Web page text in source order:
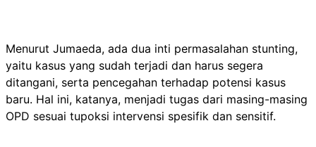
Menurut Jumaeda, ada dua inti permasalahan stunting,
yaitu kasus yang sudah terjadi dan harus segera
ditangani, serta pencegahan terhadap potensi kasus
baru. Hal ini, katanya, menjadi tugas dari masing-masing
OPD sesuai tupoksi intervensi spesifik dan sensitif.